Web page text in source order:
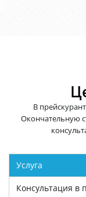
В
Окончательную
Услуга
Консультация в